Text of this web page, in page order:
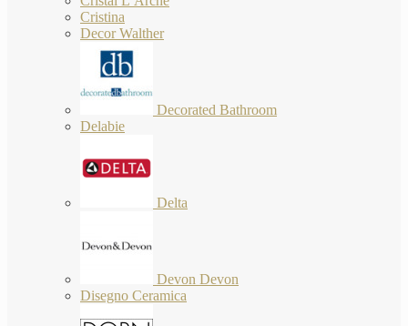
Cristina
Decor Walther
Decorated Bathroom
Delabie
Delta
Devon Devon
Disegno Ceramica